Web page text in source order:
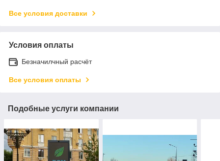
Все условия доставки
Условия оплаты
Безначилчный расчёт
Все условия оплаты
Подобные услуги компании